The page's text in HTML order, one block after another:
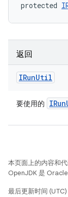
protected
返回
IRunUtil
要使用的 IRun
本页面上的内容和
OpenJDK 是
最后更新时间